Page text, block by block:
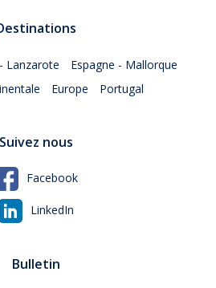
Lanzarote
Espagne - Mallorque
Europe Portugal
Suivez nous
Facebook
LinkedIn
Bulletin